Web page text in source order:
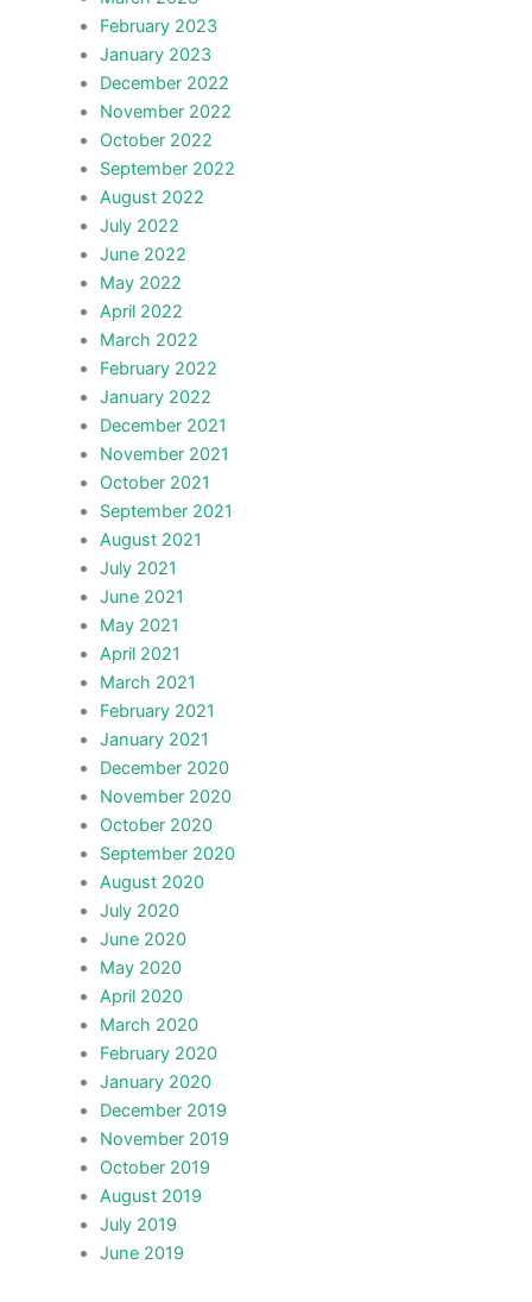
February 2023
January 2023
December 2022
November 2022
October 2022
September 2022
August 2022
July 2022
June 2022
May 2022
April 2022
March 2022
February 2022
January 2022
December 2021
November 2021
October 2021
September 2021
August 2021
July 2021
June 2021
May 2021
April 2021
March 2021
February 2021
January 2021
December 2020
November 2020
October 2020
September 2020
August 2020
July 2020
June 2020
May 2020
April 2020
March 2020
February 2020
January 2020
December 2019
November 2019
October 2019
August 2019
July 2019
June 2019